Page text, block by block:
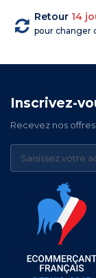
Retour 14
pour changer
Inscrivez-
Recevez nos